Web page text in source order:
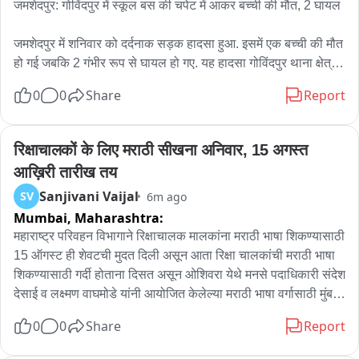
जमशेदपुर: गोविंदपुर में स्कूल बस की चपेट में आकर बच्ची की मौत, 2 घायल
जमशेदपुर में शनिवार को दर्दनाक सड़क हादसा हुआ. इसमें एक बच्ची की मौत
हो गई जबकि 2 गंभीर रूप से घायल हो गए. यह हादसा गोविंदपुर थाना क्षेत्र
सड़क किनारे खड़ी बच्ची को अपनी चपेट में ले लिया. हादसे में दो अन्य लोग
के बाद स्थानीय लोगों में काफी आक्रोश देखा गया और लोगों ने सड़क जाम
कर विरोध जताया. घटना के विरोध में सड़क को जाम कर दिया.
भोला बागान निवासी रूही कुमारी (7) अपने परिवार के साथ अन्ना चौक के
पास कार की धुलाई कराने पहुंची थी. इसी दौरान एसडी पब्लिक स्कूल की
बस अनियंत्रित हो गई और सड़क किनारे मौजूद लोगों को अपनी चपेट में ले
लिया. अस्पताल जाने के क्रम में बच्ची की मौत हो गई. रेहान (11) और रोशन
शर्मा (21) भी घायल हो गए.
घटना के बाद बस चालक मौके से वाहन लेकर मौके से भाग निकला. गोविंदपुर
0 0 Share Report
रिक्षाचालकों के लिए मराठी सीखना अनिवार, 15 अगस्त
आख़िरी तारीख तय
SV Sanjivani Vaijal 6m ago
Mumbai, Maharashtra:
महाराष्ट्र परिवहन विभागाने रिक्षाचालक मालकांना मराठी भाषा शिकण्यासाठी
15 ऑगस्ट ही शेवटची मुदत दिली असून आता रिक्षा चालकांची मराठी भाषा
शिकण्यासाठी गर्दी होताना दिसत असून ओशिवरा येथे मनसे पदाधिकारी संदेश
देसाई व लक्ष्मण वाघमोडे यांनी आयोजित केलेल्या मराठी भाषा वर्गासाठी मुंबई
आहे0 0 Share Report